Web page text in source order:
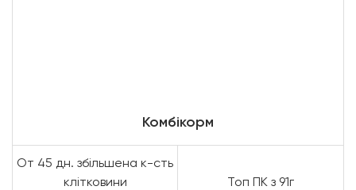
Комбікорм
От 45 дн. збільшена к-сть
клітковини
Топ ПК з 91г